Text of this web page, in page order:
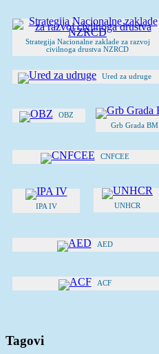
Strategija Nacionalne zaklade za razvoj
civilnoga drustva NZRCD
Ured za udruge
OBZ
Grb Grada BM
CNFCEE
IPA IV UNHCR
AED
ACF
Tagovi